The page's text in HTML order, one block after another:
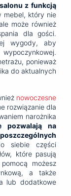
z funkcją
mebel, który nie
może również
dla gości.
wygody, aby
ponieważ
do aktualnych
nowoczesne
rozwiązanie dla
narożnika
pozwalają na
siebie części
które pasują
możesz
a także
lub dodatkowe